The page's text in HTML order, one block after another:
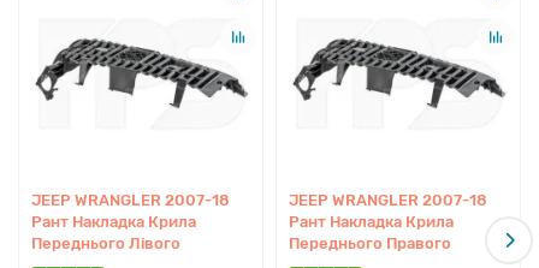
JEEP WRANGLER 2007-18
Рант Накладка Крила
Переднього Лівого
JEEP WRANGLER 2007-18
Рант Накладка Крила
Переднього Правого